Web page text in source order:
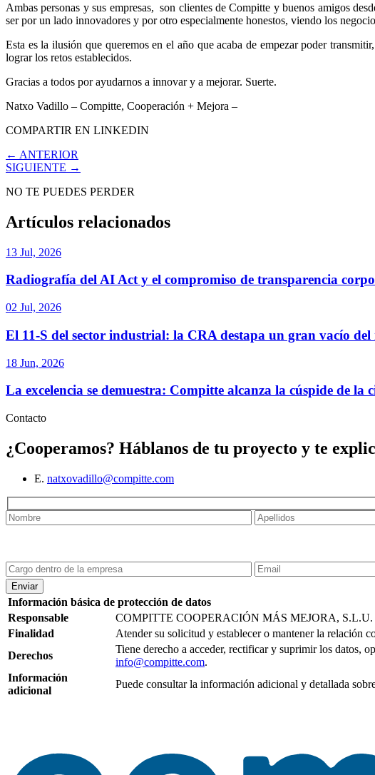
Ambas personas y sus empresas, son clientes de Compitte y buenos amigos
ser por un lado innovadores y por otro especialmente honestos, viendo los
Esta es la ilusión que queremos en el año que acaba de empezar poder
lograr los retos establecidos.
Gracias a todos por ayudarnos a innovar y a mejorar. Suerte.
Natxo Vadillo – Compitte, Cooperación + Mejora –
COMPARTIR EN LINKEDIN
← ANTERIOR
SIGUIENTE →
NO TE PUEDES PERDER
Artículos relacionados
13 Jul, 2026
Radiografía del AI Act y el compromiso de transparencia
02 Jul, 2026
El 11-S del sector industrial: la CRA destapa un gran vacío del
18 Jun, 2026
La excelencia se demuestra: Compitte alcanza la cúspide de
Contacto
¿Cooperamos? Háblanos de tu proyecto y te
E. natxovadillo@compitte.com
Enviar
Información básica de protección de datos
Responsable
COMPITTE COOPERACIÓN MÁS MEJORA, S.L.U.
Finalidad
Atender su solicitud y establecer o mantener la relación
Derechos
Tiene derecho a acceder, rectificar y suprimir los datos,
info@compitte.com.
Información
adicional
Puede consultar la información adicional y detallada